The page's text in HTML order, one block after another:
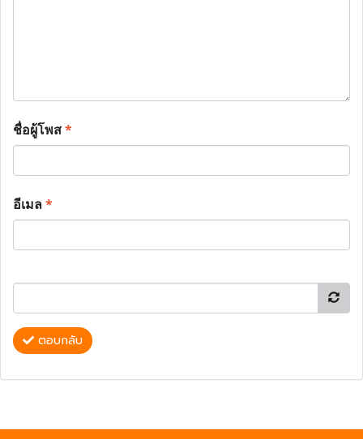
ชื่อผู้โพส*
อีเมล*
ตอบกลับ